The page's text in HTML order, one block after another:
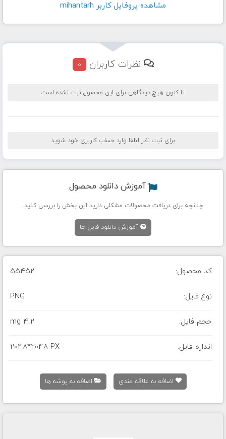
مشاهده پروفايل کاربر mihantarh
نظرات کاربران 0
تا کنون هیچ دیدگاهی برای این محصول ثبت نشده است
برای ثبت نظر لطفا وارد حساب کاربری خود شوید
آموزش دانلود محصول
چنانچه برای دریافت محصولات مشکلی دارید این بخش را بررسی کنید.
آموزش دانلود فایل ها
کد محصول: 55452
نوع فایل: PNG
حجم فایل: 4.2 mg
اندازه فایل: 2048*2048 PX
اضافه به علاقه مندی اضافه به پوشه ها